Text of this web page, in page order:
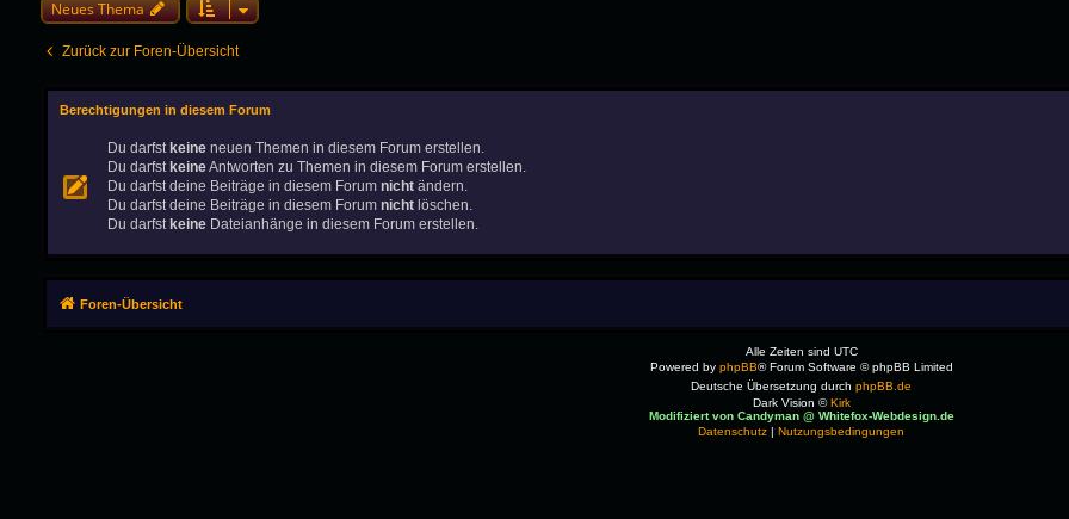
Neues Thema
Zurück zur Foren-Übersicht
Berechtigungen in diesem Forum
Du darfst keineneuen Themen in diesem Forum erstellen.
Du darfst keineAntworten zu Themen in diesem Forum erstellen.
Du darfst deine Beiträge in diesem Forum nichtändern.
Du darfst deine Beiträge in diesem Forum nichtlöschen.
Du darfst keineDateianhänge in diesem Forum erstellen.
Foren-Übersicht
Alle Zeiten sind UTC
Powered by phpBB® Forum Software © phpBB Limited
Deutsche Übersetzung durchphpBB.de
Dark Vision © Kirk
Modifiziert von Candyman @ Whitefox-Webdesign.de
Datenschutz
Nutzungsbedingungen